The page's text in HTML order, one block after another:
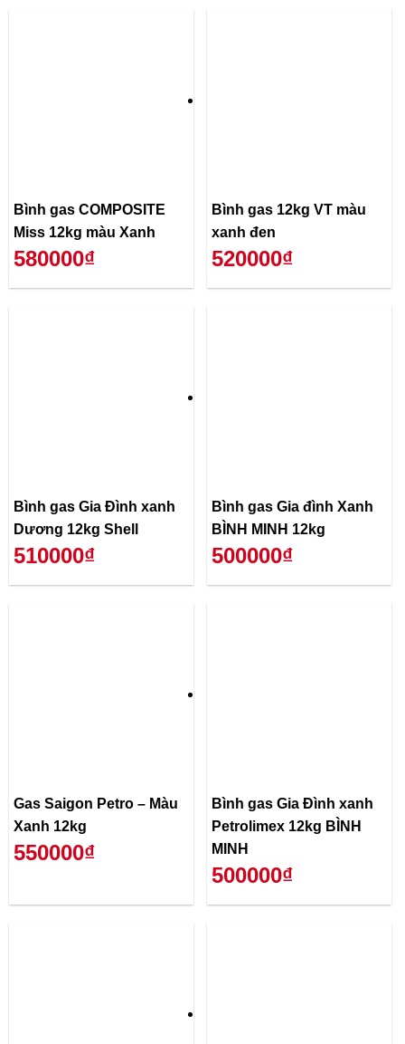
Bình gas COMPOSITE
Miss 12kg màu Xanh
580000₫
Bình gas 12kg VT màu
xanh đen
520000₫
Bình gas Gia Đình xanh
Dương 12kg Shell
510000₫
Bình gas Gia đình Xanh
BÌNH MINH 12kg
500000₫
Gas Saigon Petro – Màu
Xanh 12kg
550000₫
Bình gas Gia Đình xanh
Petrolimex 12kg BÌNH
MINH
500000₫